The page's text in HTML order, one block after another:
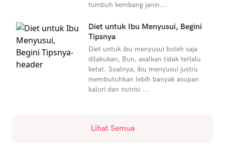
tumbuh kembang janin...
Diet untuk Ibu Menyusui, Begini
Tipsnya
Diet untuk ibu menyusui boleh saja
dilakukan, Bun, asalkan tidak terlalu
ketat. Soalnya, ibu menyusui justru
membutuhkan lebih banyak asupan
kalori dan nutrisi ...
Lihat Semua